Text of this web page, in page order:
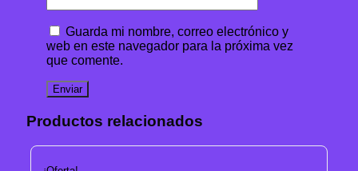
Guarda mi nombre, correo electrónico y
web en este navegador para la próxima vez
que comente.
Productos relacionados